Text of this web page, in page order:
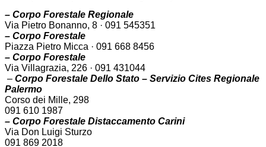
– Corpo Forestale Regionale
Via Pietro Bonanno, 8 · 091 545351
– Corpo Forestale
Piazza Pietro Micca · 091 668 8456
– Corpo Forestale
Via Villagrazia, 226 · 091 431044
– Corpo Forestale Dello Stato – Servizio Cites Regionale
Palermo
Corso dei Mille, 298
091 610 1987
– Corpo Forestale Distaccamento Carini
Via Don Luigi Sturzo
091 869 2018